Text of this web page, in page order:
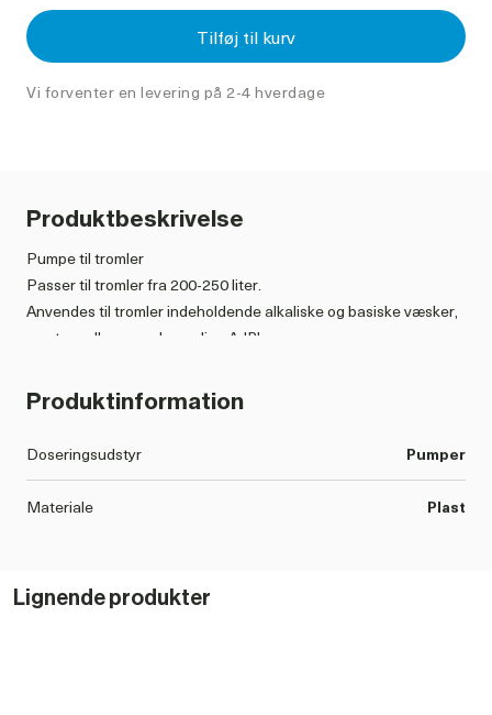
Tilføj til kurv
Vi forventer en levering på 2-4 hverdage
Produktbeskrivelse
Pumpe til tromler
Passer til tromler fra 200-250 liter.
Anvendes til tromler indeholdende alkaliske og basiske væsker,
samt vandbasserede medier, AdBlue m.m
Temperaturinterval: -40 - +150°C
Pumpeeffekt: 330 ml/pump
inkl. Trisure/Mauser adaptersæt
101276
Produktinformation
Doseringsudstyr Pumper
Materiale Plast
Lignende produkter